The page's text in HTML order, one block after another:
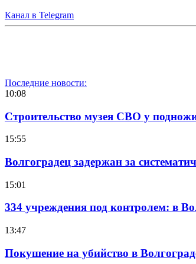
Канал в Telegram
Последние новости:
10:08
Строительство музея СВО у
15:55
Волгоградец задержан за
15:01
334 учреждения под контролем: в
13:47
Покушение на убийство в